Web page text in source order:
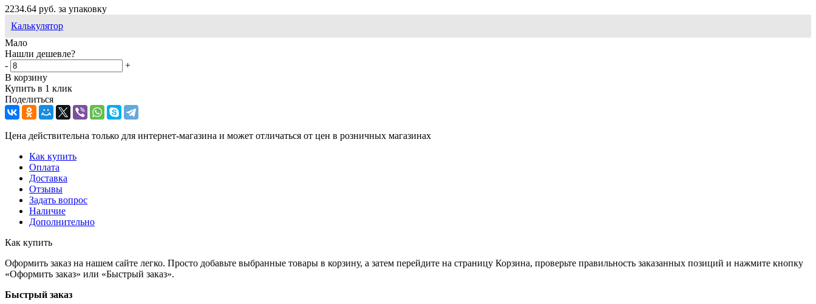
2234.64 руб. за упаковку
Калькулятор
Мало
Нашли дешевле?
-
+
В корзину
Купить в 1 клик
Поделиться
Цена действительна только для интернет-магазина и может отличаться от цен в розничных магазинах
Как купить
Оплата
Доставка
Отзывы
Задать вопрос
Наличие
Дополнительно
Как купить
Оформить заказ на нашем сайте легко. Просто добавьте выбранные товары в корзину, а затем перейдите на страницу Корзина, проверьте правильность заказанных позиций и нажмите кнопку
«Оформить заказ» или «Быстрый заказ».
Быстрый заказ